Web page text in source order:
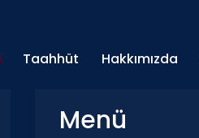
Taahhüt Hakkımızda
Menü